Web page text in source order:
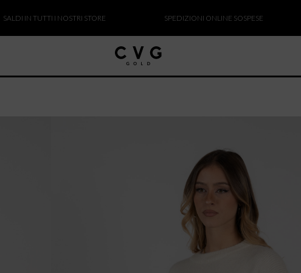
TUTTI I NOSTRI STORE SPEDIZIONI ONLINE SOSPESE